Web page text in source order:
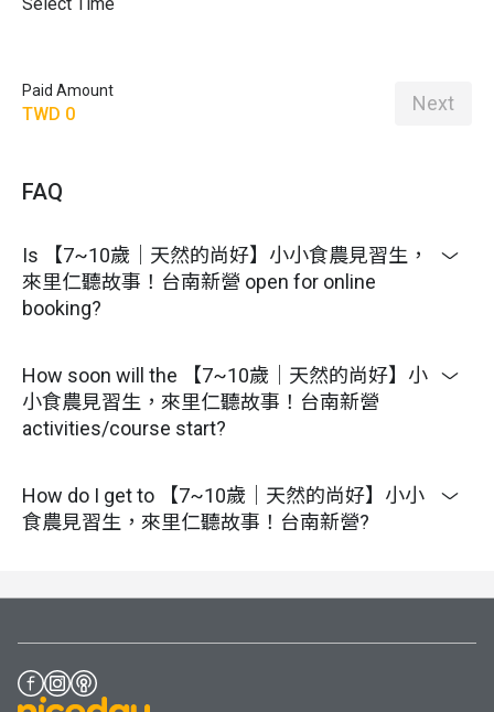
Paid Amount
TWD 0 Next
FAQ
Is 【7~10歲｜天然的尚好】小小食農見習生，
來里仁聽故事！台南新營 open for online
booking?
How soon will the 【7~10歲｜天然的尚好】小
小食農見習生，來里仁聽故事！台南新營
activities/course start?
How do I get to 【7~10歲｜天然的尚好】小小
食農見習生，來里仁聽故事！台南新營?